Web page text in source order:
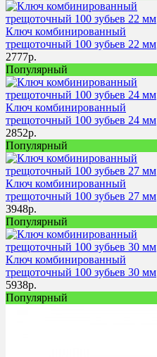
Ключ комбинированный
трещоточный 100 зубьев 22 мм
2777р.
Популярный
Ключ комбинированный
трещоточный 100 зубьев 24 мм
2852р.
Популярный
Ключ комбинированный
трещоточный 100 зубьев 27 мм
3948р.
Популярный
Ключ комбинированный
трещоточный 100 зубьев 30 мм
5938р.
Популярный